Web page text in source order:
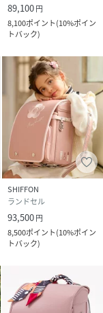
ダメージを受けや
キープ。
、前締め、肩ベ
89,100円
8,100ポイント(10%ポイン
トバック)
SHIFFON
ランドセル
93,500円
8,500ポイント(10%ポイン
トバック)